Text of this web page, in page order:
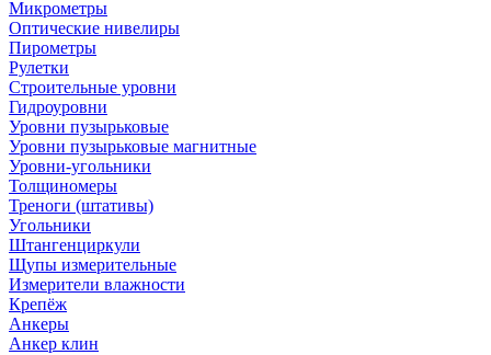
Микрометры
Оптические нивелиры
Пирометры
Рулетки
Строительные уровни
Гидроуровни
Уровни пузырьковые
Уровни пузырьковые магнитные
Уровни-угольники
Толщиномеры
Треноги (штативы)
Угольники
Штангенциркули
Щупы измерительные
Измерители влажности
Крепёж
Анкеры
Анкер клин